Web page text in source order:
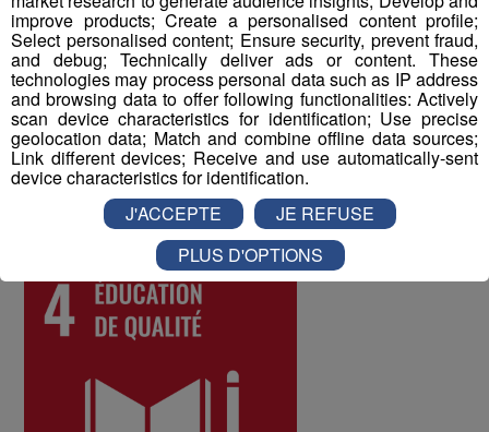
à tous les collaborateurs permet d'identifier les
difficultés qui pourraient être rencontrées par les
différents salariés, et d'y remédier. Au mois de juin 2022,
les collaborateurs ont donné une note globale de 8 sur
10 à la qualité de vie au travail au sein du Groupe Mont
Blanc Médias.
ODD numéro 4 : Education de qualité
improve products; Create a personalised content profile;
Select personalised content; Ensure security, prevent fraud,
and debug; Technically deliver ads or content. These
technologies may process personal data such as IP address
and browsing data to offer following functionalities: Actively
scan device characteristics for identification; Use precise
geolocation data; Match and combine offline data sources;
Link different devices; Receive and use automatically-sent
device characteristics for identification.
J'ACCEPTE
JE REFUSE
PLUS D'OPTIONS